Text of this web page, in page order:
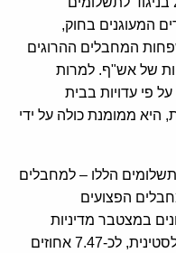
המעוגנים בחוק,
המחבלים ההרוגים
של אש"ף. למרות
פי עדויות בבית
ממומנת כולה על ידי
התשלומים הללו – למחבלים
הפצועים
במצטבר מדיניות
"תשלום תמורת הרג" של הרשות הפלסטינית, לכ-7.47 אחוזים